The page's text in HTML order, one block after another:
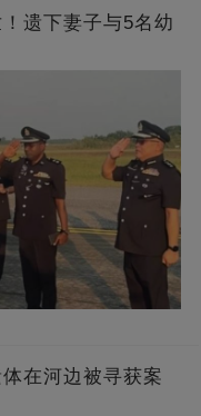
遗下妻子与5名幼
在河边被寻获案